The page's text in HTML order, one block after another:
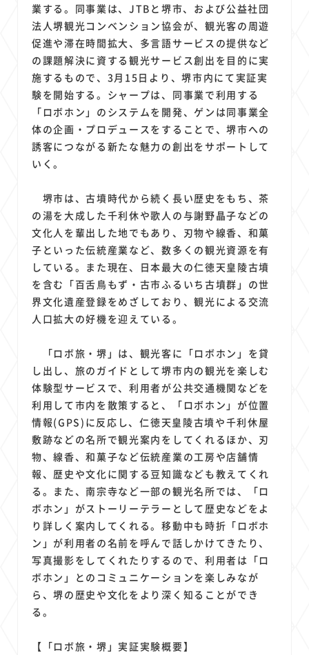
中東情勢 1 輸送費 1 Facebook 1 twitter 1 Instagram 1
原材料費 1 端末価格 1 1 購買力 1 MNO 1
スマートホーム家電 1 クラウド 1 ライドシェア
ポイントサービス 共通ポイント 1 経済圏 1 Azure AI 1
Google Pixel 1 surface 1 会社 1 価格 1 NTTドコモ 1
オンラインサロン 1
業する。同事業は、JTBと堺市、および公益社団
法人堺観光コンベンション協会が、観光客の周遊
促進や滞在時間拡大、多言語サービスの提供など
の課題解決に資する観光サービス創出を目的に実
施するもので、3月15日より、堺市内にて実証実
験を開始する。シャープは、同事業で利用する
「ロボホン」のシステムを開発、ゲンは同事業全
体の企画・プロデュースをすることで、堺市への
誘客につながる新たな魅力の創出をサポートして
いく。
堺市は、古墳時代から続く長い歴史をもち、茶
の湯を大成した千利休や歌人の与謝野晶子などの
文化人を輩出した地でもあり、刃物や線香、和菓
子といった伝統産業など、数多くの観光資源を有
している。また現在、日本最大の仁徳天皇陵古墳
を含む「百舌鳥もず・古市ふるいち古墳群」の世
界文化遺産登録をめざしており、観光による交流
人口拡大の好機を迎えている。
「ロボ旅・堺」は、観光客に「ロボホン」を貸
し出し、旅のガイドとして堺市内の観光を楽しむ
体験型サービスで、利用者が公共交通機関などを
利用して市内を散策すると、「ロボホン」が位置
情報(GPS)に反応し、仁徳天皇陵古墳や千利休屋
敷跡などの名所で観光案内をしてくれるほか、刃
物、線香、和菓子など伝統産業の工房や店舗情
報、歴史や文化に関する豆知識なども教えてくれ
る。また、南宗寺など一部の観光名所では、「ロ
ボホン」がストーリーテラーとして歴史などをよ
り詳しく案内してくれる。移動中も時折「ロボホ
ン」が利用者の名前を呼んで話しかけてきたり、
写真撮影をしてくれたりするので、利用者は「ロ
ボホン」とのコミュニケーションを楽しみなが
ら、堺の歴史や文化をより深く知ることができ
る。
【「ロボ旅・堺」実証実験概要】